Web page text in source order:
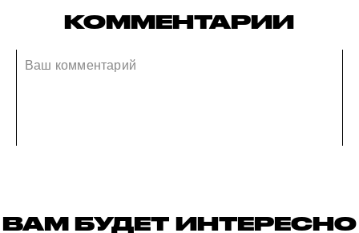
КОММЕНТАРИИ
ВАМ БУДЕТ ИНТЕРЕСНО